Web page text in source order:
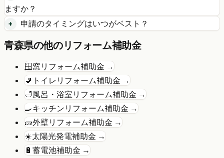
ますか？
申請のタイミングはいつがベスト？
青森県の他のリフォーム補助金
🪟 窓リフォーム補助金 →
🚽 トイレリフォーム補助金 →
🛁風呂・浴室リフォーム補助金 →
🍳キッチンリフォーム補助金 →
🧱外壁リフォーム補助金 →
☀️太陽光発電補助金 →
🔋 蓄電池補助金 →